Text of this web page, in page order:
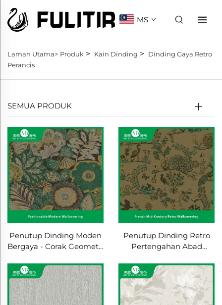
MS
Laman Utama> Produk > Kain Dinding >
Dinding Gaya Retro
Perancis
SEMUA PRODUK
Penutup Dinding Moden
Bergaya - Corak Geometri
Mudah Dibersihkan,
Hiasan Dinding Bilik Tidur
untuk Pameran
Penutup Dinding Retro
Pertengahan Abad
Cerah Rendah
Kejenuhan, Corak Halus,
Meningkatkan Nuansa
Retro, Hiasan Dinding